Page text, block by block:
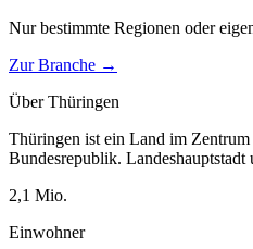
Nur bestimmte Regionen oder
Zur Branche →
ÜberThüringen
Thüringen ist ein Land im
Bundesrepublik.
2,1 Mio.
Einwohner